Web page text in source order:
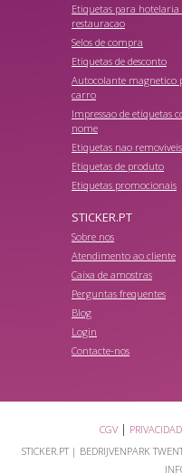
Etiquetas para hotelaria
restauracao
Selos de compra
Etiquetas de desconto
Autocolante magnetico
carro
Impressao de etiquetas
nome
Etiquetas nao removiveis
Etiquetas de produto
Etiquetas promocionais
STICKER.PT
Sobre nos
Atendimento ao cliente
Caixa de amostras
Perguntas frequentes
Blog
Login
Contacte-nos
CGV|
STICKER.PT | BEDRIJVENPARK